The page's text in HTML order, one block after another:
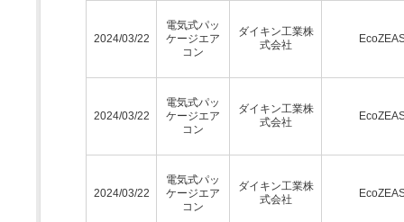
2024/03/22
電気式パッ
ケージエア
コン
ダイキン工業株
式会社
2024/03/22
電気式パッ
ケージエア
コン
ダイキン工業株
式会社
2024/03/22
電気式パッ
ケージエア
コン
ダイキン工業株
式会社